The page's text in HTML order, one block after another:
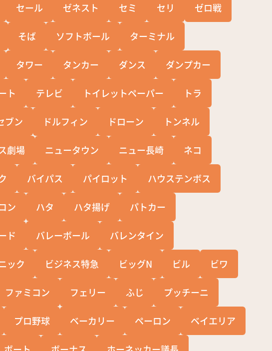
セール ゼネスト セミ セリ ゼロ戦
そば ソフトボール ターミナル
タワー タンカー ダンス ダンプカー
ト テレビ トイレットペーパー トラ
ブン ドルフィン ドローン トンネル
劇場 ニュータウン ニュー長崎 ネコ
バイパス パイロット ハウステンボス
ン ハタ ハタ揚げ パトカー
ド バレーボール バレンタイン
ック ビジネス特急 ビッグN ビル ビワ
ファミコン フェリー ふじ プッチーニ
プロ野球 ベーカリー ペーロン ベイエリア